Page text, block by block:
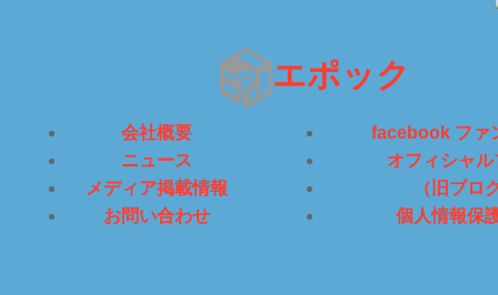
エポック
会社概要
ニュース
メディア掲載情報
お問い合わせ
facebook ファ
オフィシャル
（旧ブロ
個人情報保